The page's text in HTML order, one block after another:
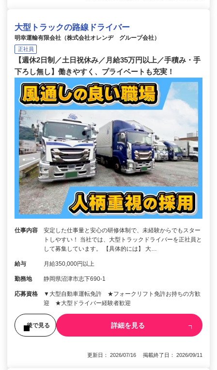
大型トラックの路線ドライバー
明幸運輸有限会社（株式会社オレンヂ グループ会社）
正社員
【週休2日制／土日祝休み／月給35万円以上／手積み・手
下ろし無し】働きやすく、プライベートも充実！
仕事内容
安定した仕事量と安心の研修体制で、未経験からでもスター
トしやすい！ 当社では、大型トラックドライバーを正社員と
して募集しています。 【具体的には】 大…
給与 月給350,000円以上
勤務地 静岡県沼津市志下690-1
応募資格
▼大型自動車運転免許 ★フォークリフト免許お持ちの方歓
迎 ★大型ドライバー経験者歓迎
後で見る 詳細を見る
更新日： 2026/07/16 掲載終了日： 2026/09/11